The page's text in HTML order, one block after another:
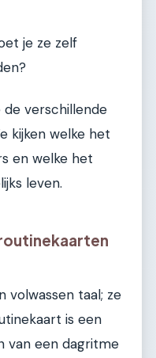
je ze zelf
de verschillende
kijken welke het
en welke het
leven.
volwassen taal; ze
is een
van een dagritme